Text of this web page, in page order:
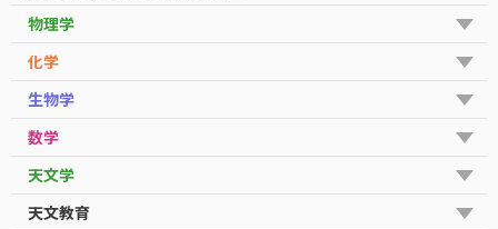
物理学
化学
生物学
数学
天文学
天文教育